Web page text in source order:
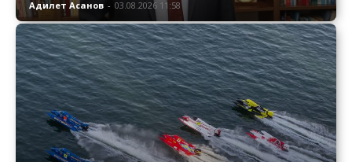
Адилет Асанов - 03.08.2026 11:58